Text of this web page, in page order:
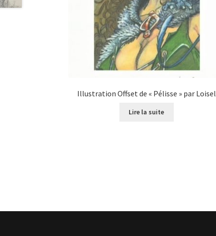
Illustration Offset de « Pélisse » par Loisel
Lire la suite